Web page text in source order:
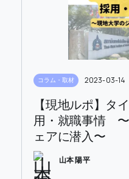
コラム・取材 2023-03-14
【現地ルポ】タ
用・就職事情
ェアに潜入〜
山本 陽平